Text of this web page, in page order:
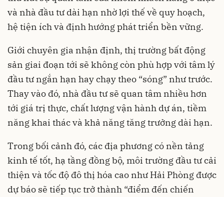
và nhà đầu tư dài hạn nhờ lợi thế về quy hoạch,
hệ tiện ích và định hướng phát triển bền vững.
Giới chuyên gia nhận định, thị trường bất động
sản giai đoạn tới sẽ không còn phù hợp với tâm lý
đầu tư ngắn hạn hay chạy theo “sóng” như trước.
Thay vào đó, nhà đầu tư sẽ quan tâm nhiều hơn
tới giá trị thực, chất lượng vận hành dự án, tiềm
năng khai thác và khả năng tăng trưởng dài hạn.
Trong bối cảnh đó, các địa phương có nền tảng
kinh tế tốt, hạ tầng đồng bộ, môi trường đầu tư cải
thiện và tốc độ đô thị hóa cao như Hải Phòng được
dự báo sẽ tiếp tục trở thành “điểm đến chiến